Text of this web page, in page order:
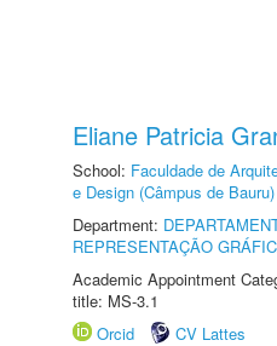
Eliane Patricia
School: Faculdade de
e Design (Câmpus de Bauru)
Department:
REPRESENTAÇÃO
Academic Appointment
title: MS-3.1
Orcid
CV Lattes